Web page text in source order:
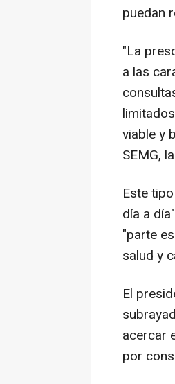
puedan
"La
a las
viable y
SEMG,
Este
día a
"parte
salud y
El
acercar
por